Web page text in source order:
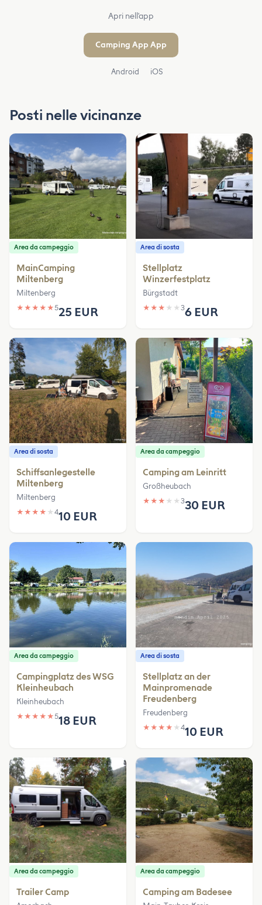
Apri nell'app
Camping App App
Android iOS
Posti nelle vicinanze
Area da campeggio
MainCamping
Miltenberg
Miltenberg
★ ★ ★ ★ ★525 EUR
Area di sosta
Stellplatz
Winzerfestplatz
Bürgstadt
★ ★ ★ ★ ★ 36 EUR
Area di sosta
Schiffsanlegestelle
Miltenberg
Miltenberg
★ ★ ★ ★ ★ 410 EUR
Area da campeggio
Camping am Leinritt
Großheubach
★ ★ ★ ★ ★ 330 EUR
Area da campeggio
Campingplatz des WSG
Kleinheubach
Kleinheubach
★ ★ ★ ★ ★518 EUR
Area di sosta
Stellplatz an der
Mainpromenade
Freudenberg
Freudenberg
★ ★ ★ ★ ★ 410 EUR
Area da campeggio
Trailer Camp
Area da campeggio
Camping am Badesee